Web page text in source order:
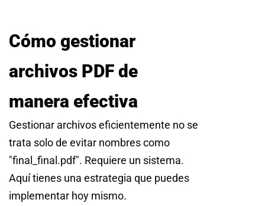
Cómo gestionar
archivos PDF de
manera efectiva
Gestionar archivos eficientemente no se
trata solo de evitar nombres como
"final_final.pdf". Requiere un sistema.
Aquí tienes una estrategia que puedes
implementar hoy mismo.